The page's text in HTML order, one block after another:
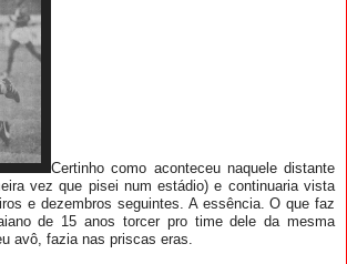
Certinho como aconteceu naquele distante
vez que pisei num estádio) e continuaria vista
e dezembros seguintes. A essência. O que faz
de 15 anos torcer pro time dele da mesma
avô, fazia nas priscas eras.